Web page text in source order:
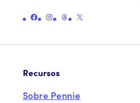
Enlace a la página oficial de Pennie en Facebook
Enlace a la página oficial de Instagram de PennieEnlace a la página oficial de hilos de PennieEnlace a la página oficial X (antes Twitter) de Pennie
Recursos
Sobre Pennie